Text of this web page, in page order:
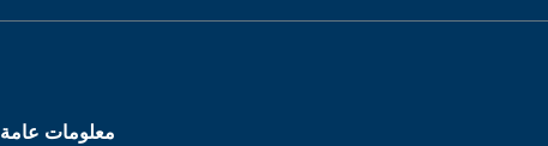
معلومات عامة